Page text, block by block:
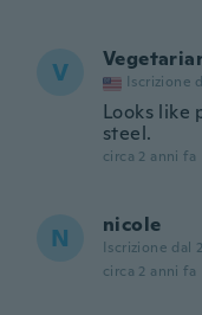
V Iscrizione
Looks like
steel.
circa 2 anni fa
N nicole
Iscrizione dal
circa 2 anni fa